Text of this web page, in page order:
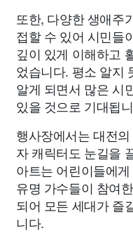
또한, 다양한 생애주
접할 수 있어 시민들
깊이 있게 이해하고
었습니다. 평소 알지
알게 되면서 많은 시
있을 것으로 기대됩
행사장에서는 대전
자 캐릭터도 눈길을
아트는 어린이들에
유명 가수들이 참여
되어 모든 세대가 즐
니다.